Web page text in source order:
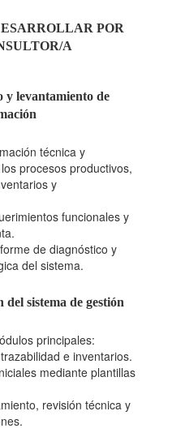
POR
A
y levantamiento de
técnica y
procesos productivos,
y
funcionales y
de diagnóstico y
del sistema.
sistema de gestión
principales:
e inventarios.
mediante plantillas
revisión técnica y